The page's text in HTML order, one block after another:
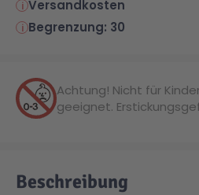
Star Wars™
Aktion
Versandkosten
Begrenzung: 30
Achtung! Nicht für
geeignet.
Beschreibung